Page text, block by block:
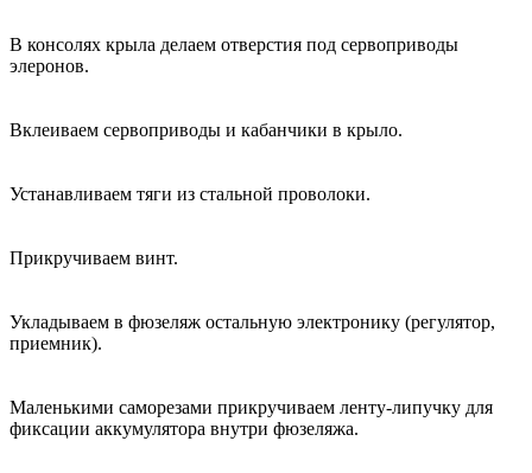
В консолях крыла делаем отверстия под сервоприводы
элеронов.
Вклеиваем сервоприводы и кабанчики в крыло.
Устанавливаем тяги из стальной проволоки.
Прикручиваем винт.
Укладываем в фюзеляж остальную электронику (регулятор,
приемник).
Маленькими саморезами прикручиваем ленту-липучку для
фиксации аккумулятора внутри фюзеляжа.